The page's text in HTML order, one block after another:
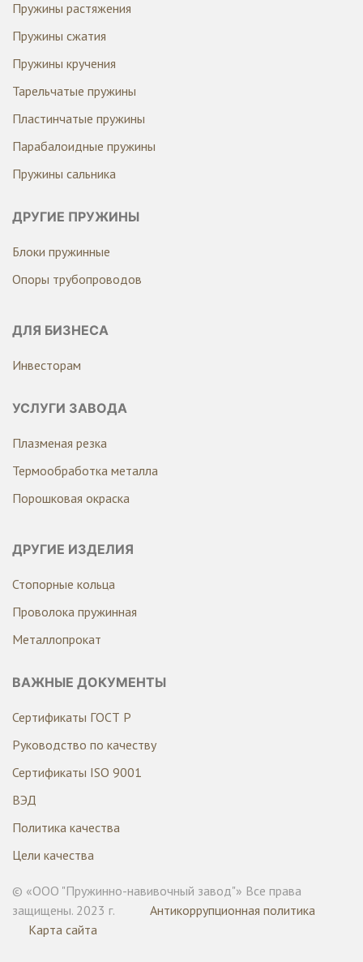
Пружины растяжения
Пружины сжатия
Пружины кручения
Тарельчатые пружины
Пластинчатые пружины
Парабалоидные пружины
Пружины сальника
ДРУГИЕ ПРУЖИНЫ
Блоки пружинные
Опоры трубопроводов
ДЛЯ БИЗНЕСА
Инвесторам
УСЛУГИ ЗАВОДА
Плазменая резка
Термообработка металла
Порошковая окраска
ДРУГИЕ ИЗДЕЛИЯ
Стопорные кольца
Проволока пружинная
Металлопрокат
ВАЖНЫЕ ДОКУМЕНТЫ
Сертификаты ГОСТ Р
Руководство по качеству
Сертификаты ISO 9001
ВЭД
Политика качества
Цели качества
© «ООО "Пружинно-навивочный завод"» Все права
защищены. 2023 г.
Антикоррупционная политика
Карта сайта